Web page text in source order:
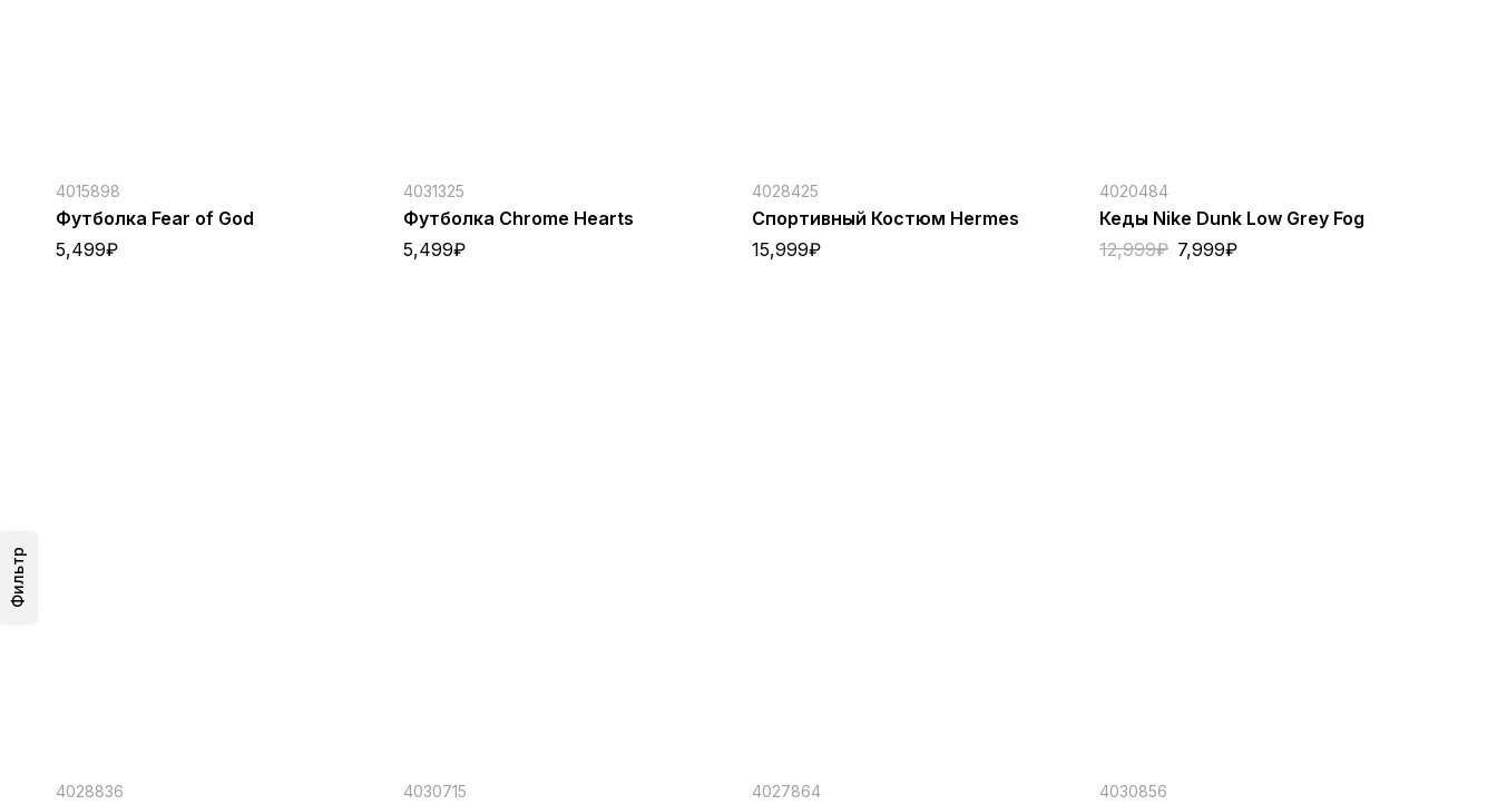
Фильтр
4015898
Футболка Fear of God
5,499₽
4031325
Футболка Chrome Hearts
5,499₽
4028425
Спортивный Костюм Hermes
15,999₽
4020484
Кеды Nike Dunk Low Grey Fog
12,999₽ 7,999₽
4028836 4030715 4027864 4030856